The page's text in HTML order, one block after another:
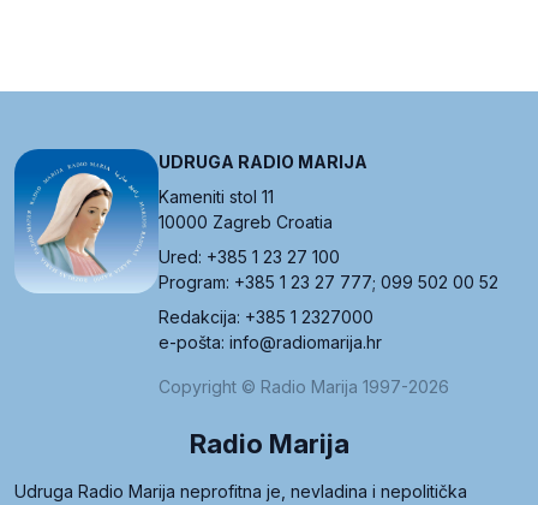
UDRUGA RADIO MARIJA
Kameniti stol 11
10000 Zagreb Croatia
Ured: +385 1 23 27 100
Program: +385 1 23 27 777; 099 502 00 52
Redakcija: +385 1 2327000
e-pošta: info@radiomarija.hr
Copyright © Radio Marija 1997-2026
Radio Marija
Udruga Radio Marija neprofitna je, nevladina i nepolitička